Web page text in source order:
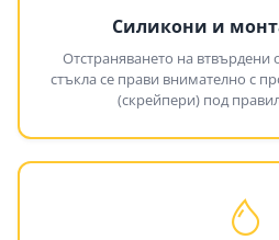
Силикони и
Отстраняването на втвърдени
стъкла се прави внимателно с
(скрейпери) под